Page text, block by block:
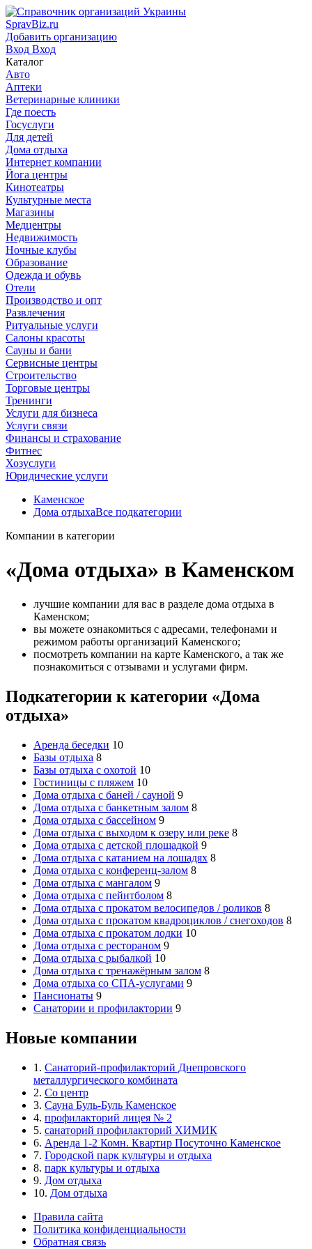
SpravBiz.ru
Добавить организацию
Вход Вход
Каталог
Авто
Аптеки
Ветеринарные клиники
Где поесть
Госуслуги
Для детей
Дома отдыха
Интернет компании
Йога центры
Кинотеатры
Культурные места
Магазины
Медцентры
Недвижимость
Ночные клубы
Образование
Одежда и обувь
Отели
Производство и опт
Развлечения
Ритуальные услуги
Салоны красоты
Сауны и бани
Сервисные центры
Строительство
Торговые центры
Тренинги
Услуги для бизнеса
Услуги связи
Финансы и страхование
Фитнес
Хозуслуги
Юридические услуги
Каменское
Дома отдыхаВсе подкатегории
Компании в категории
«Дома отдыха» в Каменском
лучшие компании для вас в разделе дома отдыха в
Каменском;
вы можете ознакомиться с адресами, телефонами и
режимом работы организаций Каменского;
посмотреть компании на карте Каменского, а так же
познакомиться с отзывами и услугами фирм.
Подкатегории к категории «Дома
отдыха»
Аренда беседки 10
Базы отдыха 8
Базы отдыха с охотой 10
Гостиницы с пляжем 10
Дома отдыха с баней / сауной 9
Дома отдыха с банкетным залом 8
Дома отдыха с бассейном 9
Дома отдыха с выходом к озеру или реке 8
Дома отдыха с детской площадкой 9
Дома отдыха с катанием на лошадях 8
Дома отдыха с конференц-залом 8
Дома отдыха с мангалом 9
Дома отдыха с пейнтболом 8
Дома отдыха с прокатом велосипедов / роликов 8
Дома отдыха с прокатом квадроциклов / снегоходов 8
Дома отдыха с прокатом лодки 10
Дома отдыха с рестораном 9
Дома отдыха с рыбалкой 10
Дома отдыха с тренажёрным залом 8
Дома отдыха со СПА-услугами 9
Пансионаты 9
Санатории и профилактории 9
Новые компании
1. Санаторий-профилакторий Днепровского
металлургического комбината
2. Со центр
3. Сауна Буль-Буль Каменское
4. профилакторий лицея № 2
5. санаторий профилакторий ХИМИК
6. Аренда 1-2 Комн. Квартир Посуточно Каменское
7. Городской парк культуры и отдыха
8. парк культуры и отдыха
9. Дом отдыха
10. Дом отдыха
Правила сайта
Политика конфиденциальности
Обратная связь